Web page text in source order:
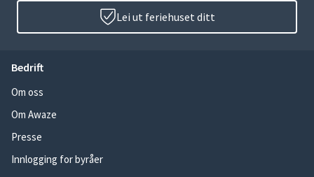
Lei ut feriehuset ditt
Bedrift
Om oss
Om Awaze
Presse
Innlogging for byråer